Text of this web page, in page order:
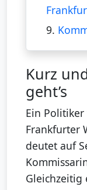
9.
Kurz
geht’s
Ein
Frankfurter
deutet auf
Gleichzeitig